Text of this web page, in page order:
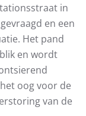
in
en een
Het pand
en wordt
oog voor de
van de